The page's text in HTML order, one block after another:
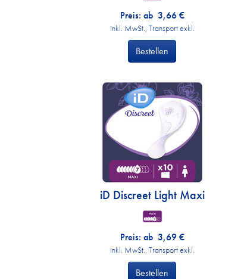
Preis: ab 3,66 €
inkl. MwSt., Transport exkl.
Bestellen
iD Discreet Light Maxi
Preis: ab 3,69 €
inkl. MwSt., Transport exkl.
Bestellen